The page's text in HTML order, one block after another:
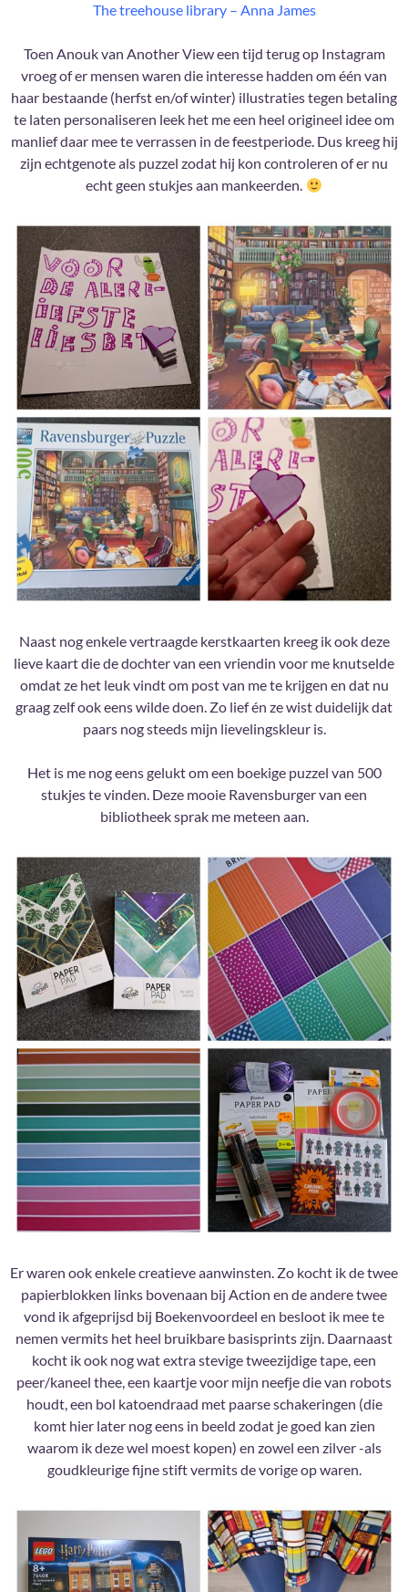
The treehouse library – Anna James
Toen Anouk van Another View een tijd terug op Instagram
vroeg of er mensen waren die interesse hadden om één van
haar bestaande (herfst en/of winter) illustraties tegen betaling
te laten personaliseren leek het me een heel origineel idee om
manlief daar mee te verrassen in de feestperiode. Dus kreeg hij
zijn echtgenote als puzzel zodat hij kon controleren of er nu
echt geen stukjes aan mankeerden.
Naast nog enkele vertraagde kerstkaarten kreeg ik ook deze
lieve kaart die de dochter van een vriendin voor me knutselde
omdat ze het leuk vindt om post van me te krijgen en dat nu
graag zelf ook eens wilde doen. Zo lief én ze wist duidelijk dat
paars nog steeds mijn lievelingskleur is.
Het is me nog eens gelukt om een boekige puzzel van 500
stukjes te vinden. Deze mooie Ravensburger van een
bibliotheek sprak me meteen aan.
Er waren ook enkele creatieve aanwinsten. Zo kocht ik de twee
papierblokken links bovenaan bij Action en de andere twee
vond ik afgeprijsd bij Boekenvoordeel en besloot ik mee te
nemen vermits het heel bruikbare basisprints zijn. Daarnaast
kocht ik ook nog wat extra stevige tweezijdige tape, een
peer/kaneel thee, een kaartje voor mijn neefje die van robots
houdt, een bol katoendraad met paarse schakeringen (die
komt hier later nog eens in beeld zodat je goed kan zien
waarom ik deze wel moest kopen) en zowel een zilver -als
goudkleurige fijne stift vermits de vorige op waren.